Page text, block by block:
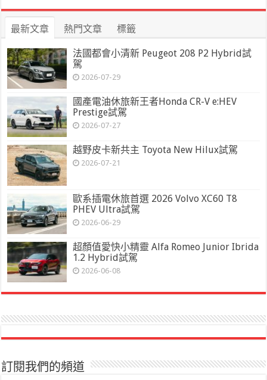
最新文章 熱門文章 標籤
法國都會小清新 Peugeot 208 P2 Hybrid試
駕
2026-07-29
國產電油休旅新王者Honda CR-V e:HEV
Prestige試駕
2026-07-27
越野皮卡新共主 Toyota New Hilux試駕
2026-07-21
歐系插電休旅首選 2026 Volvo XC60 T8
PHEV Ultra試駕
2026-06-29
超顏值愛快小精靈 Alfa Romeo Junior Ibrida
1.2 Hybrid試駕
2026-06-08
訂閱我們的頻道